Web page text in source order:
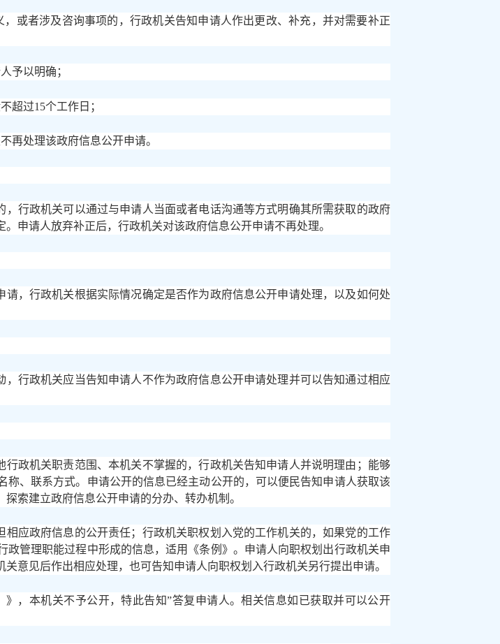
或者涉及咨询事项的，行政机关告知申请人作出更改、补充，并对需要补正
予以明确；
超过15个工作日；
再处理该政府信息公开申请。
行政机关可以通过与申请人当面或者电话沟通等方式明确其所需获取的政府
申请人放弃补正后，行政机关对该政府信息公开申请不再处理。
，行政机关根据实际情况确定是否作为政府信息公开申请处理，以及如何处
行政机关应当告知申请人不作为政府信息公开申请处理并可以告知通过相应
政机关职责范围、本机关不掌握的，行政机关告知申请人并说明理由；能够
、联系方式。申请公开的信息已经主动公开的，可以便民告知申请人获取该
索建立政府信息公开申请的分办、转办机制。
应政府信息的公开责任；行政机关职权划入党的工作机关的，如果党的工作
管理职能过程中形成的信息，适用《条例》。申请人向职权划出行政机关申
意见后作出相应处理，也可告知申请人向职权划入行政机关另行提出申请。
，本机关不予公开，特此告知”答复申请人。相关信息如已获取并可以公开